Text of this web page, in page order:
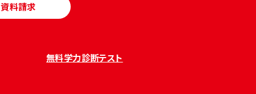
資料請求
無料学力診断テスト